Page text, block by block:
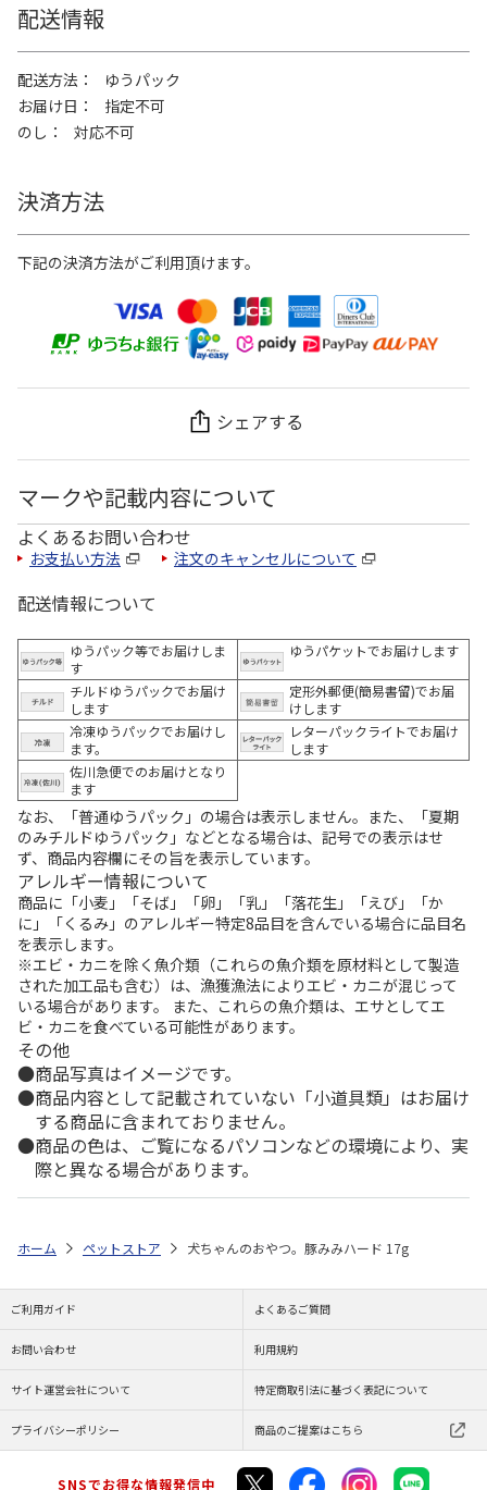
配送情報
配送方法
ゆうパック
お届け日
指定不可
のし
対応不可
決済方法
下記の決済方法がご利用頂けます。
シェアする
マークや記載内容について
よくあるお問い合わせ
お支払い方法 注文のキャンセルについて
配送情報について
ゆうパック等でお届けしま
す
ゆうパケットでお届けします
チルドゆうパックでお届け
します
定形外郵便(簡易書留)でお届
けします
冷凍ゆうパックでお届けし
ます。
レターパックライトでお届け
します
佐川急便でのお届けとなり
ます
なお、「普通ゆうパック」の場合は表示しません。また、「夏期
のみチルドゆうパック」などとなる場合は、記号での表示はせ
ず、商品内容欄にその旨を表示しています。
アレルギー情報について
商品に「小麦」「そば」「卵」「乳」「落花生」「えび」「か
に」「くるみ」のアレルギー特定8品目を含んでいる場合に品目名
を表示します。
※エビ・カニを除く魚介類（これらの魚介類を原材料として製造
された加工品も含む）は、漁獲漁法によりエビ・カニが混じって
いる場合があります。 また、これらの魚介類は、エサとしてエ
ビ・カニを食べている可能性があります。
その他
商品写真はイメージです。
商品内容として記載されていない「小道具類」はお届け
する商品に含まれておりません。
商品の色は、ご覧になるパソコンなどの環境により、実
際と異なる場合があります。
ホーム ペットストア 犬ちゃんのおやつ。豚みみハード 17g
ご利用ガイド よくあるご質問
お問い合わせ 利用規約
サイト運営会社について 特定商取引法に基づく表記について
プライバシーポリシー 商品のご提案はこちら
SNSでお得な情報発信中